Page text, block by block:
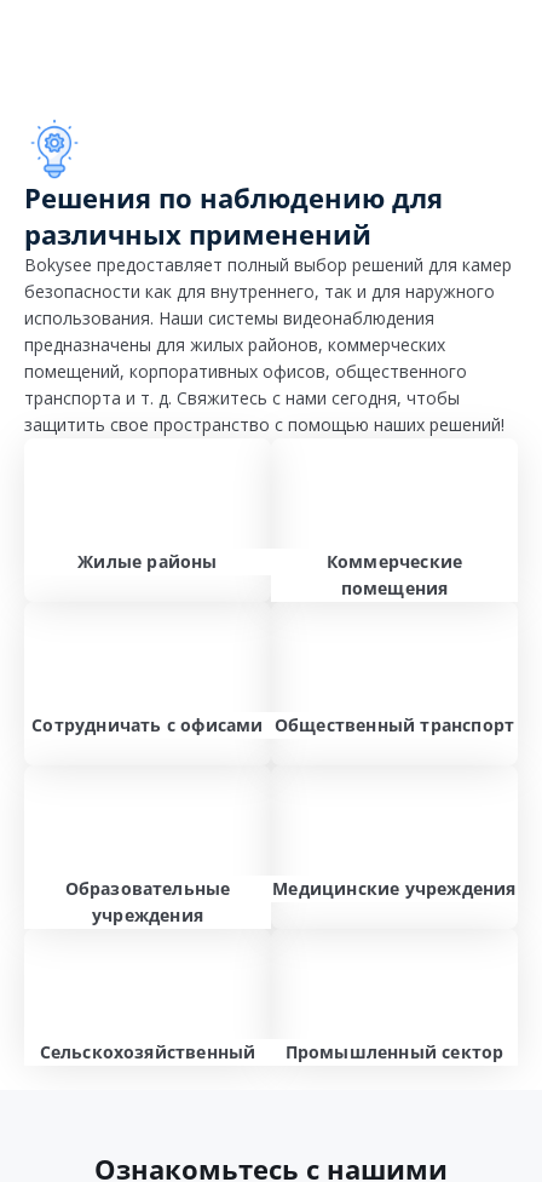
Решения по наблюдению для
различных применений
Bokysee предоставляет полный выбор решений для камер
безопасности как для внутреннего, так и для наружного
использования. Наши системы видеонаблюдения
предназначены для жилых районов, коммерческих
помещений, корпоративных офисов, общественного
транспорта и т. д. Свяжитесь с нами сегодня, чтобы
защитить свое пространство с помощью наших решений!
Жилые районы
Коммерческие
помещения
Сотрудничать с офисами Общественный транспорт
Образовательные
учреждения
Медицинские учреждения
Сельскохозяйственный Промышленный сектор
Ознакомьтесь с нашими